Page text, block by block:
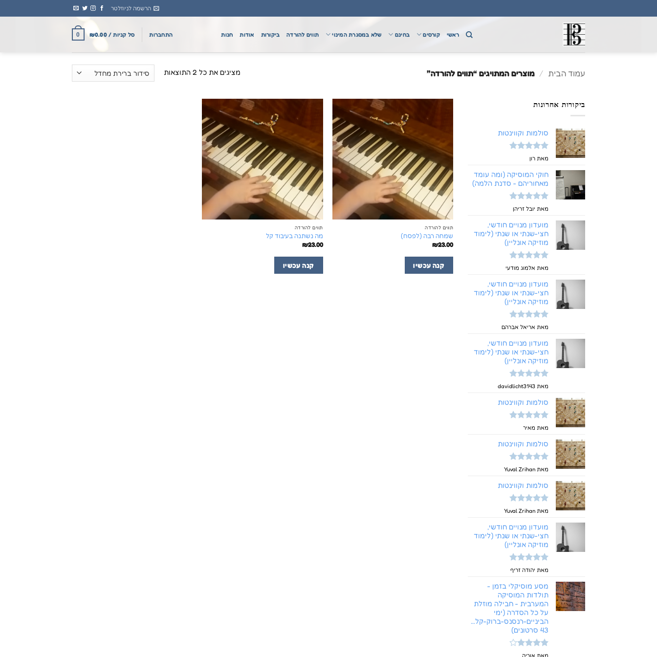
to
הרשמה לניוזלטר
ראשי קורסים בחינם שלא במסגרת המינוי תווים להורדה ביקורות אודות חנות התחברות סל קניות / ₪0.00
0
עמוד הבית / מוצרים המתויגים “תווים להורדה” מציגים את כל ⁦2⁩ התוצאות
ביקורות אחרונות
סולמות וקווינטות
דורג5מאת רון
חוקי המוסיקה (ומה עומד
מאחוריהם - סדנת הלמה)
דורג5מתוך
מאת יובל זריהן
מועדון מנויים חודשי,
חצי-שנתי או שנתי (לימוד
מוזיקה אונליין)
דורג5מתוך
מאת אלמוג מודעי
מועדון מנויים חודשי,
חצי-שנתי או שנתי (לימוד
מוזיקה אונליין)
דורג5מתוך
מאת אריאל אברהם
מועדון מנויים חודשי,
חצי-שנתי או שנתי (לימוד
מוזיקה אונליין)
דורג5מתוך
מאת davidlicht3143
סולמות וקווינטות
דורג5מתוךמאת מאיר
סולמות וקווינטות
דורג5מתוך
מאת Yuval Zrihan
סולמות וקווינטות
דורג5מתוך
מאת Yuval Zrihan
מועדון מנויים חודשי,
חצי-שנתי או שנתי (לימוד
מוזיקה אונליין)
דורג5מתוך
מאת יהודה זריף
מסע מוסיקלי בזמן -
תולדות המוסיקה
המערבית - חבילה מוזלת
על כל הסדרה (ימי
הביניים-רנסנס-ברוק-קלאסי-רומנטי-מודרני:
43 סרטונים)
דורג4
מאת אוריה
תווים להורדה
שמחה רבה (לפסח)
₪23.00
קנה עכשיו
תווים להורדה
מה נשתנה בעיבוד קל
₪23.00
קנה עכשיו